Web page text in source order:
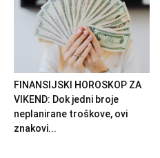
FINANSIJSKI HOROSKOP ZA
VIKEND: Dok jedni broje
neplanirane troškove, ovi
znakovi...